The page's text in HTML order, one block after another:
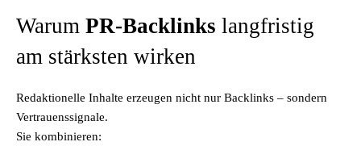
Warum PR-Backlinks langfristig
am stärksten wirken
Redaktionelle Inhalte erzeugen nicht nur Backlinks – sondern
Vertrauenssignale.
Sie kombinieren: